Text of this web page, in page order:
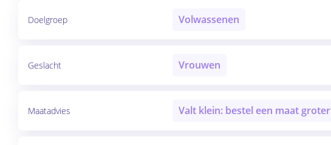
Doelgroep Volwassenen
Geslacht Vrouwen
Maatadvies Valt klein: bestel een maat groter